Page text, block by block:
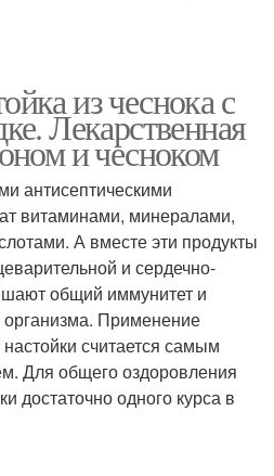
из чеснока с
Лекарственная
и чесноком
антисептическими
витаминами, минералами,
А вместе эти продукты
и сердечно-
общий иммунитет и
Применение
считается самым
Для общего оздоровления
достаточно одного курса в